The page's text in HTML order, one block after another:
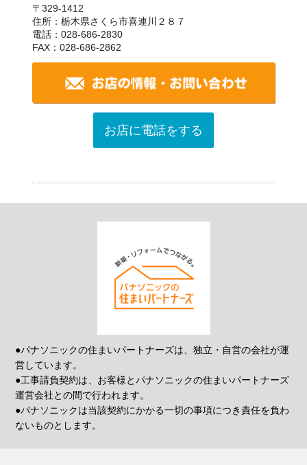
〒329-1412
住所：栃木県さくら市喜連川２８７
電話：028-686-2830
FAX：028-686-2862
お店に電話をする
●パナソニックの住まいパートナーズは、独立・自営の会社が運
営しています。
●工事請負契約は、お客様とパナソニックの住まいパートナーズ
運営会社との間で行われます。
●パナソニックは当該契約にかかる一切の事項につき責任を負わ
ないものとします。